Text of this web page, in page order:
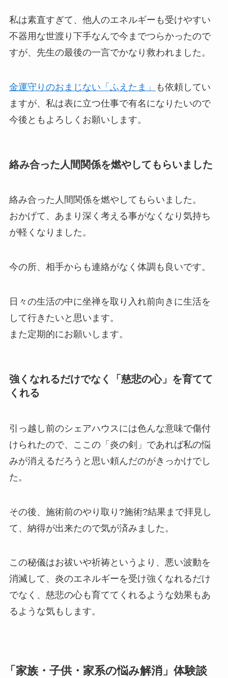
私は素直すぎて、他人のエネルギーも受けやすい
不器用な世渡り下手なんで今までつらかったので
すが、先生の最後の一言でかなり救われました。
金運守りのおまじない「ふえたま」
も依頼してい
ますが、私は表に立つ仕事で有名になりたいので
今後ともよろしくお願いします。
絡み合った人間関係を燃やしてもらいました
絡み合った人間関係を燃やしてもらいました。
おかげて、あまり深く考える事がなくなり気持ち
が軽くなりました。
今の所、相手からも連絡がなく体調も良いです。
日々の生活の中に坐禅を取り入れ前向きに生活を
して行きたいと思います。
また定期的にお願いします。
強くなれるだけでなく「慈悲の心」を育てて
くれる
引っ越し前のシェアハウスには色んな意味で傷付
けられたので、ここの「炎の剣」であれば私の悩
みが消えるだろうと思い頼んだのがきっかけでし
た。
その後、施術前のやり取り?施術?結果まで拝見し
て、納得が出来たので気が済みました。
この秘儀はお祓いや祈祷というより、悪い波動を
消滅して、炎のエネルギーを受け強くなれるだけ
でなく、慈悲の心も育ててくれるような効果もあ
るような気もします。
「家族・子供・家系の悩み解消」体験談